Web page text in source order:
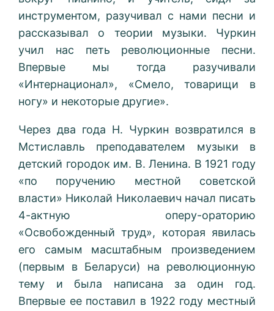
инструментом, разучивал с нами песни и
рассказывал о теории музыки. Чуркин
учил нас петь революционные песни.
Впервые мы тогда разучивали
«Интернационал», «Смело, товарищи в
ногу» и некоторые другие».
Через два года Н. Чуркин возвратился в
Мстиславль преподавателем музыки в
детский городок им. В. Ленина. В 1921 году
«по поручению местной советской
власти» Николай Николаевич начал писать
4-актную оперу-ораторию
«Освобожденный труд», которая явилась
его самым масштабным произведением
(первым в Беларуси) на революционную
тему и была написана за один год.
Впервые ее поставил в 1922 году местный